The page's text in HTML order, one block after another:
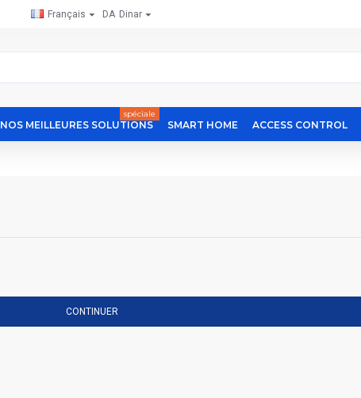
Français DA Dinar
NOS MEILLEURES SOLUTIONS
spéciale
SMART HOME ACCESS CONTROL
CONTINUER